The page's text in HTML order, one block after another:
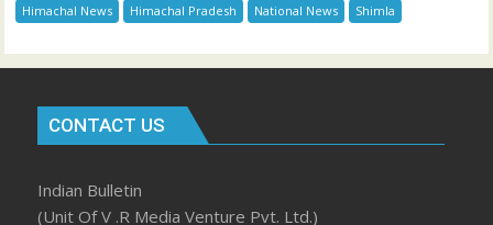
Himachal News Himachal Pradesh National News Shimla
CONTACT US
Indian Bulletin
(Unit Of V .R Media Venture Pvt. Ltd.)